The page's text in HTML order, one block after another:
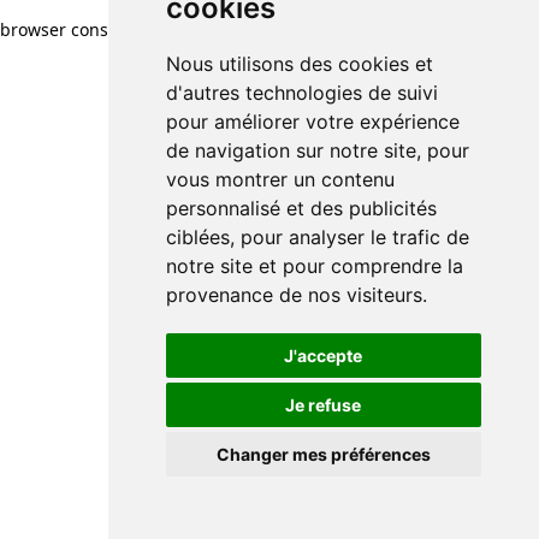
cookies
Nous utilisons des cookies et
d'autres technologies de suivi
pour améliorer votre expérience
de navigation sur notre site, pour
vous montrer un contenu
personnalisé et des publicités
ciblées, pour analyser le trafic de
notre site et pour comprendre la
provenance de nos visiteurs.
J'accepte
Je refuse
Changer mes préférences
browser console for more information)